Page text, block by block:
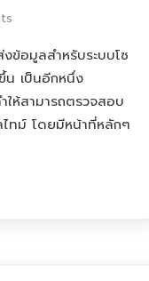
ข้อมูลสำหรับระบบโซ
น เป็นอีกหนึ่ง
ห้สามารถตรวจสอบ
ไทม์ โดยมีหน้าที่หลักๆ